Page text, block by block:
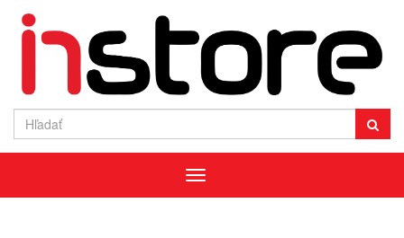
Menu